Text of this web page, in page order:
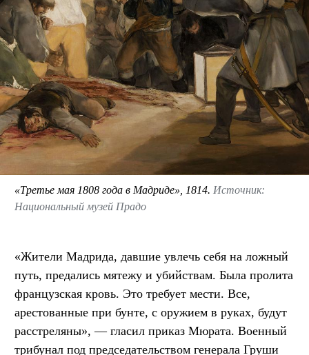
«Третье мая 1808 года в Мадриде», 1814. Источник:
Национальный музей Прадо
«Жители Мадрида, давшие увлечь себя на ложный
путь, предались мятежу и убийствам. Была пролита
французская кровь. Это требует мести. Все,
арестованные при бунте, с оружием в руках, будут
расстреляны», — гласил приказ Мюрата. Военный
трибунал под председательством генерала Груши